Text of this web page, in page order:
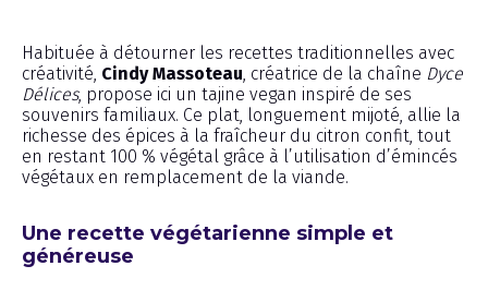
Habituée à détourner les recettes traditionnelles avec
créativité, Cindy Massoteau , créatrice de la chaîne Dyce
Délices, propose ici un tajine vegan inspiré de ses
souvenirs familiaux. Ce plat, longuement mijoté, allie la
richesse des épices à la fraîcheur du citron confit, tout
en restant 100 % végétal grâce à l’utilisation d’émincés
végétaux en remplacement de la viande.
Une recette végétarienne simple et
généreuse